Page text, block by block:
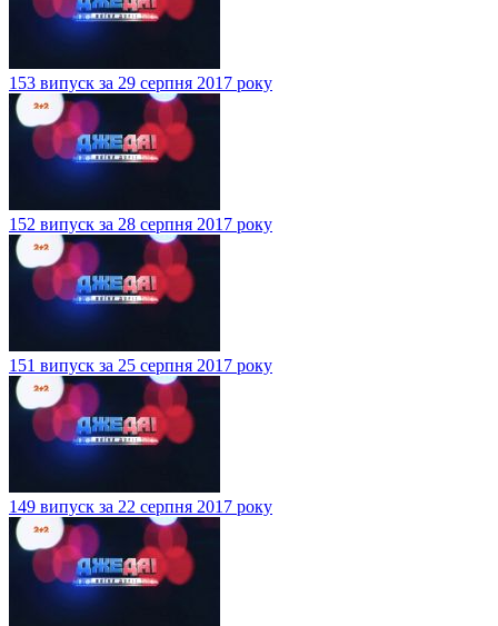
153 випуск за 29 серпня 2017 року
152 випуск за 28 серпня 2017 року
151 випуск за 25 серпня 2017 року
149 випуск за 22 серпня 2017 року